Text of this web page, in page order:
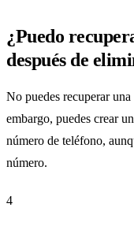
¿Puedo
después de
No puedes recuperar
embargo, puedes crear
número de teléfono,
número.
4